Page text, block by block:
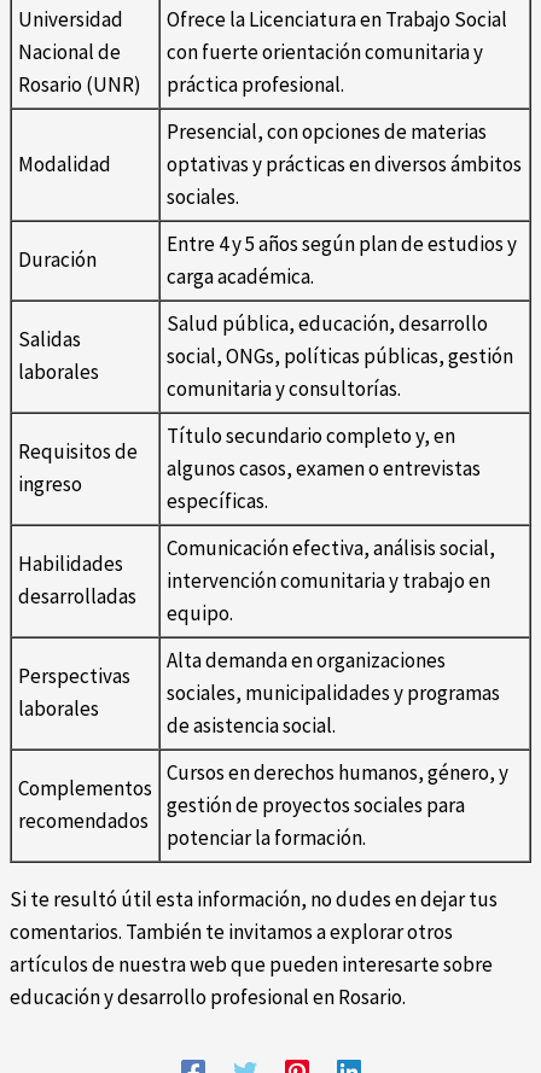
Universidad
Nacional de
Rosario (UNR)
Ofrece la Licenciatura en Trabajo Social
con fuerte orientación comunitaria y
práctica profesional.
Modalidad
Presencial, con opciones de materias
optativas y prácticas en diversos ámbitos
sociales.
Duración
Entre 4 y 5 años según plan de estudios y
carga académica.
Salidas
laborales
Salud pública, educación, desarrollo
social, ONGs, políticas públicas, gestión
comunitaria y consultorías.
Requisitos de
ingreso
Título secundario completo y, en
algunos casos, examen o entrevistas
específicas.
Habilidades
desarrolladas
Comunicación efectiva, análisis social,
intervención comunitaria y trabajo en
equipo.
Perspectivas
laborales
Alta demanda en organizaciones
sociales, municipalidades y programas
de asistencia social.
Complementos
recomendados
Cursos en derechos humanos, género, y
gestión de proyectos sociales para
potenciar la formación.
Si te resultó útil esta información, no dudes en dejar tus
comentarios. También te invitamos a explorar otros
artículos de nuestra web que pueden interesarte sobre
educación y desarrollo profesional en Rosario.